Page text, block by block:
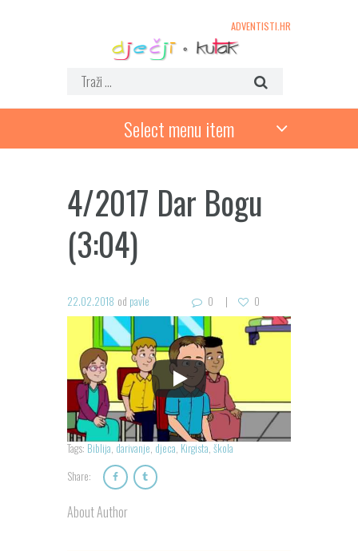
ADVENTISTI.HR
Select menu item
4/2017 Dar Bogu
(3:04)
22.02.2018 od pavle 0 0
Tags: Biblija, darivanje, djeca, Kirgista, škola
Share:
About Author